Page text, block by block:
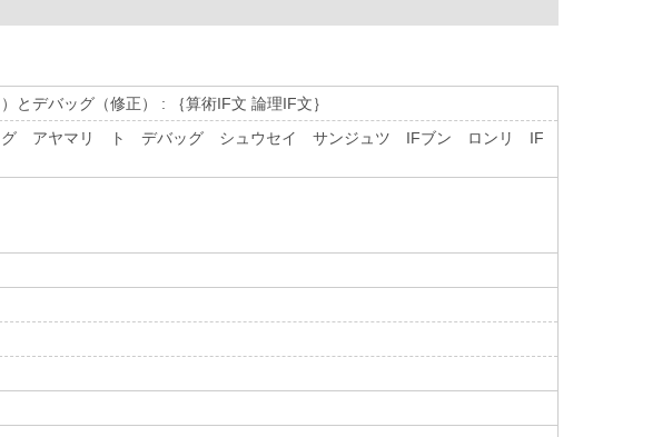
とデバッグ（修正） : ｛算術IF文 論理IF文｝
アヤマリ ト デバッグ シュウセイ サンジュツ IFブン ロンリ IF